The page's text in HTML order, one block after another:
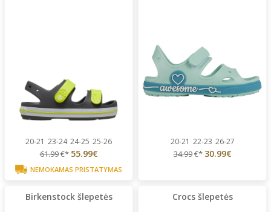
20-21 23-24 24-25 25-26
61.99€* 55.99€
NEMOKAMAS PRISTATYMAS
20-21 22-23 26-27
34.99€* 30.99€
Birkenstock šlepetės Crocs šlepetės